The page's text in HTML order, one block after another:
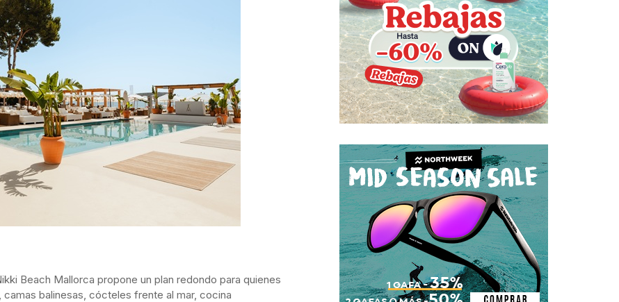
Beach Mallorca propone un plan redondo para quienes
balinesas, cócteles frente al mar, cocina